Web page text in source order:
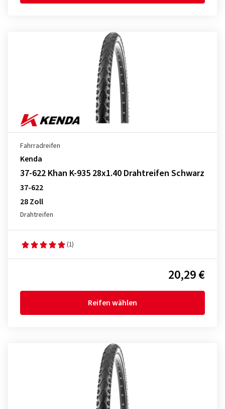
Fahrradreifen
Kenda
37-622 Khan K-935 28x1.40 Drahtreifen Schwarz
37-622
28 Zoll
Drahtreifen
(1)
20,29 €
Reifen wählen